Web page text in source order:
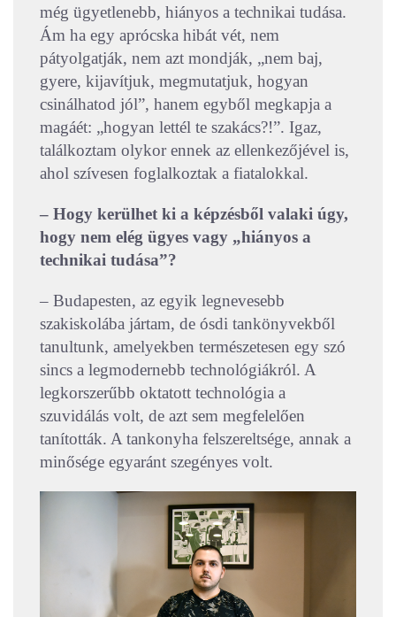
még ügyetlenebb, hiányos a technikai tudása.
Ám ha egy aprócska hibát vét, nem
pátyolgatják, nem azt mondják, „nem baj,
gyere, kijavítjuk, megmutatjuk, hogyan
csinálhatod jól”, hanem egyből megkapja a
magáét: „hogyan lettél te szakács?!”. Igaz,
találkoztam olykor ennek az ellenkezőjével is,
ahol szívesen foglalkoztak a fiatalokkal.
– Hogy kerülhet ki a képzésből valaki úgy,
hogy nem elég ügyes vagy „hiányos a
technikai tudása”?
– Budapesten, az egyik legnevesebb
szakiskolába jártam, de ósdi tankönyvekből
tanultunk, amelyekben természetesen egy szó
sincs a legmodernebb technológiákról. A
legkorszerűbb oktatott technológia a
szuvidálás volt, de azt sem megfelelően
tanították. A tankonyha felszereltsége, annak a
minősége egyaránt szegényes volt.